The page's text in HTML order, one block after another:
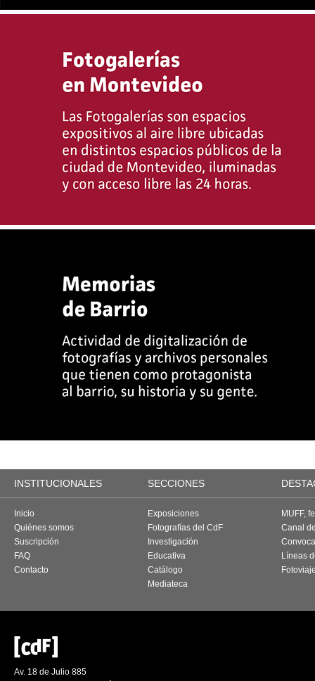
INSTITUCIONALES SECCIONES
Inicio
Quiénes somos
Suscripción
FAQ
Contacto
Exposiciones
Fotografías del CdF
Investigación
Educativa
Catálogo
Mediateca
MUFF,
Canal
Líneas
Av. 18 de Julio 885